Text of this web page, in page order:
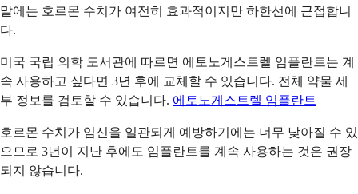
말에는 호르몬 수치가 여전히 효과적이지만 하한선에 근접합니
다.
미국 국립 의학 도서관에 따르면 에토노게스트렐 임플란트는 계
속 사용하고 싶다면 3년 후에 교체할 수 있습니다. 전체 약물 세
부 정보를 검토할 수 있습니다. 에토노게스트렐 임플란트
호르몬 수치가 임신을 일관되게 예방하기에는 너무 낮아질 수 있
으므로 3년이 지난 후에도 임플란트를 계속 사용하는 것은 권장
되지 않습니다.